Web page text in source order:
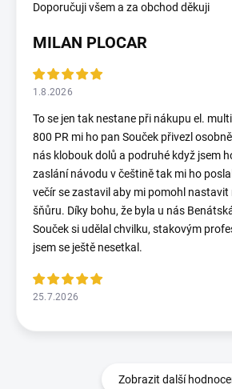
Doporučuji všem a za obchod děkuji
MILAN PLOCAR
1.8.2026
To se jen tak nestane při nákupu el.
800 PR mi ho pan Souček přivezl
nás klobouk dolů a podruhé když jsem
zaslání návodu v češtině tak mi ho
večír se zastavil aby mi pomohl
šňůru. Díky bohu, že byla u nás
Souček si udělal chvilku, stakovým
jsem se ještě nesetkal.
25.7.2026
Zobrazit další